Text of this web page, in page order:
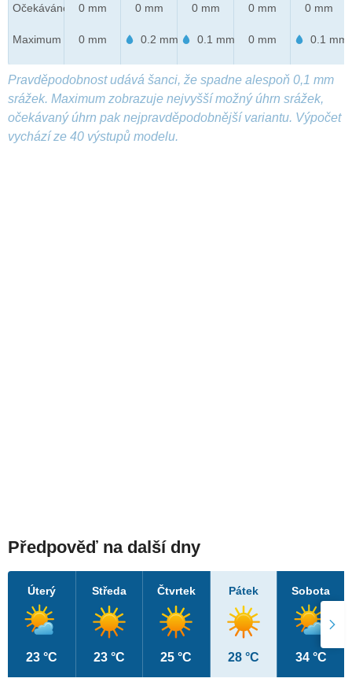
Očekáváno
Maximum
0 mm
0 mm
0 mm
0.2 mm
0 mm
0.1 mm
0 mm
0 mm
0 mm
0.1 mm
Pravděpodobnost udává šanci, že spadne alespoň 0,1 mm
srážek. Maximum zobrazuje nejvyšší možný úhrn srážek,
očekávaný úhrn pak nejpravděpodobnější variantu. Výpočet
vychází ze 40 výstupů modelu.
Předpověď na další dny
Úterý
23 °C
Středa
23 °C
Čtvrtek
25 °C
Pátek
28 °C
Sobota
34 °C